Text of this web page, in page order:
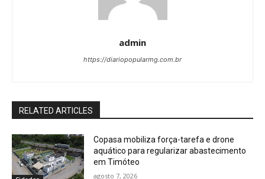
admin
https://diariopopularmg.com.br
RELATED ARTICLES
Copasa mobiliza força-tarefa e drone
aquático para regularizar abastecimento
em Timóteo
agosto 7, 2026